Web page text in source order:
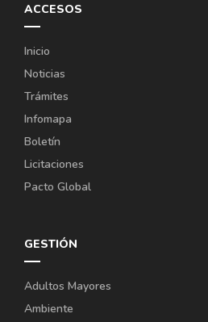
ACCESOS
Inicio
Noticias
Trámites
Infomapa
Boletín
Licitaciones
Pacto Global
GESTIÓN
Adultos Mayores
Ambiente